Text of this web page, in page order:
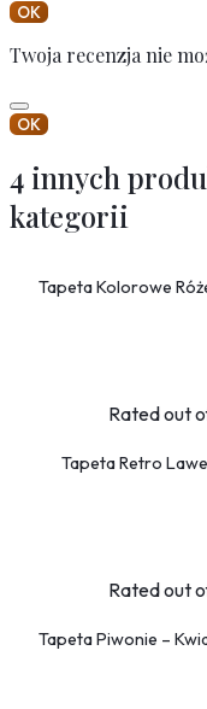
OK
Twoja recenzja nie
OK
4 innych
kategorii
Tapeta Kolorowe
Ratedout
Tapeta Retro
Ratedout
Tapeta Piwonie –